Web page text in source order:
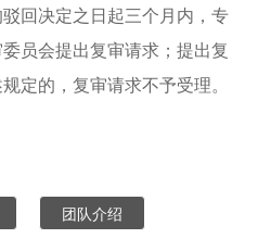
决定之日起三个月内，专
员会提出复审请求；提出复
定的，复审请求不予受理。
团队介绍